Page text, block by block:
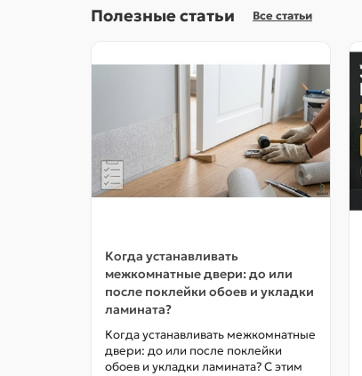
Полезные статьи Все статьи
Когда устанавливать
межкомнатные двери: до или
после поклейки обоев и укладки
ламината?
Когда устанавливать межкомнатные
двери: до или после поклейки
обоев и укладки ламината? С этим